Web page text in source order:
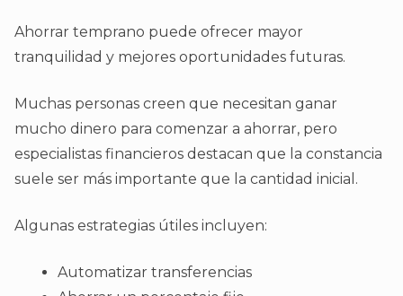
Ahorrar temprano puede ofrecer mayor
tranquilidad y mejores oportunidades futuras.
Muchas personas creen que necesitan ganar
mucho dinero para comenzar a ahorrar, pero
especialistas financieros destacan que la constancia
suele ser más importante que la cantidad inicial.
Algunas estrategias útiles incluyen:
Automatizar transferencias